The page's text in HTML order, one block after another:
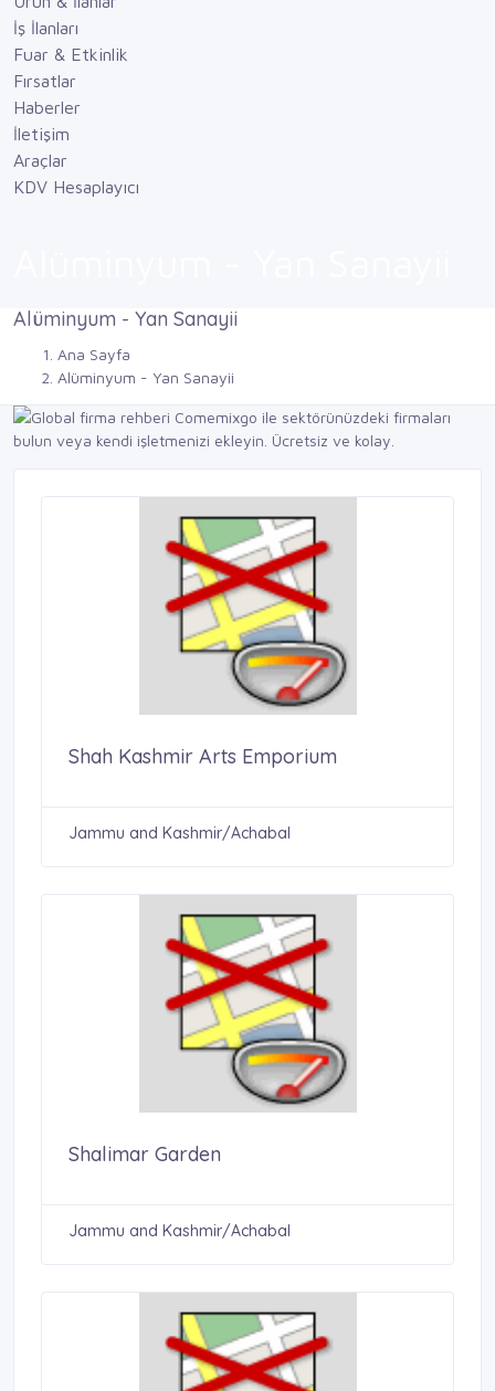
İş İlanları
Fuar & Etkinlik
Fırsatlar
Haberler
İletişim
Araçlar
KDV Hesaplayıcı
Alüminyum - Yan Sanayii
Ana Sayfa
Alüminyum - Yan Sanayii
Shah Kashmir Arts Emporium
Jammu and Kashmir/Achabal
Shalimar Garden
Jammu and Kashmir/Achabal